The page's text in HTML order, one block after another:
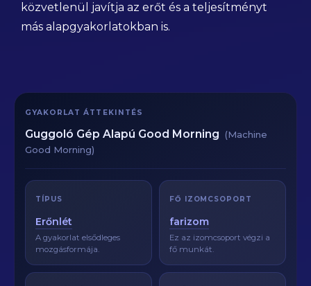
közvetlenül javítja az erőt és a teljesítményt
más alapgyakorlatokban is.
GYAKORLAT ÁTTEKINTÉS
Guggoló Gép Alapú Good Morning (Machine
Good Morning)
TÍPUS
Erőnlét
A gyakorlat elsődleges
mozgásformája.
FŐ IZOMCSOPORT
farizom
Ez az izomcsoport végzi a
fő munkát.